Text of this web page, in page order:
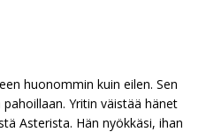
huonommin kuin eilen. Sen
Yritin väistää hänet
Asterista. Hän nyökkäsi, ihan